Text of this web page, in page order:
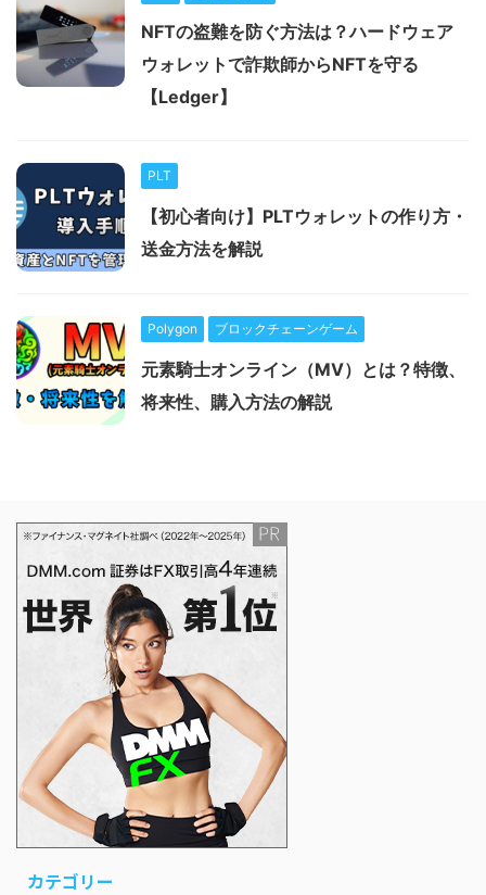
NFTの盗難を防ぐ方法は？ハードウェア
ウォレットで詐欺師からNFTを守る
【Ledger】
PLT
【初心者向け】PLTウォレットの作り方・
送金方法を解説
Polygon ブロックチェーンゲーム
元素騎士オンライン（MV）とは？特徴、
将来性、購入方法の解説
カテゴリー